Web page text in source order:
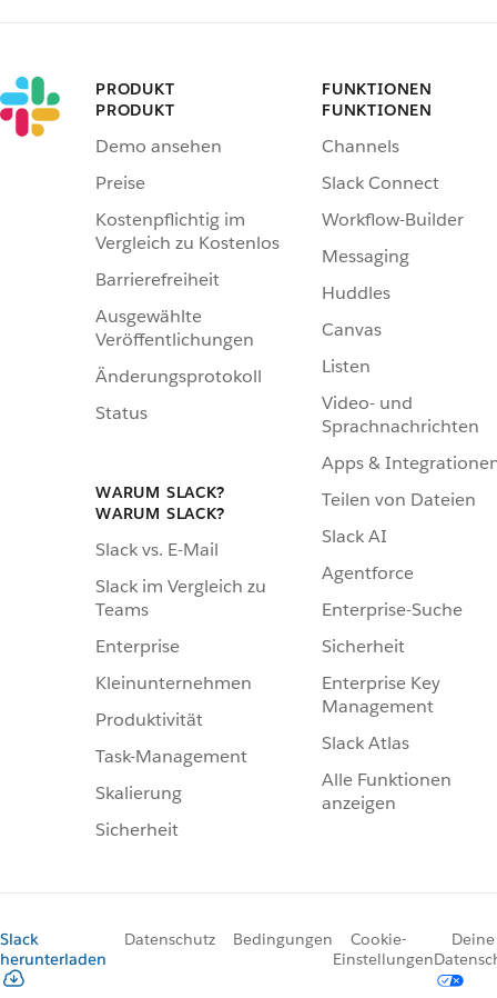
PRODUKT
PRODUKT
Demo ansehen
Preise
Kostenpflichtig im
Vergleich zu Kostenlos
Barrierefreiheit
Ausgewählte
Veröffentlichungen
Änderungsprotokoll
Status
WARUM SLACK?
WARUM SLACK?
Slack vs. E-Mail
Slack im Vergleich zu
Teams
Enterprise
Kleinunternehmen
Produktivität
Task-Management
Skalierung
Sicherheit
FUNKTIONEN
FUNKTIONEN
Channels
Slack Connect
Workflow-Builder
Messaging
Huddles
Canvas
Listen
Video- und
Sprachnachrichten
Apps &
Teilen von Dateien
Slack AI
Agentforce
Enterprise-Suche
Sicherheit
Enterprise Key
Management
Slack Atlas
Alle Funktionen
anzeigen
Slack
herunterladen
Datenschutz Bedingungen
Cookie-
Einstellungen
Deine